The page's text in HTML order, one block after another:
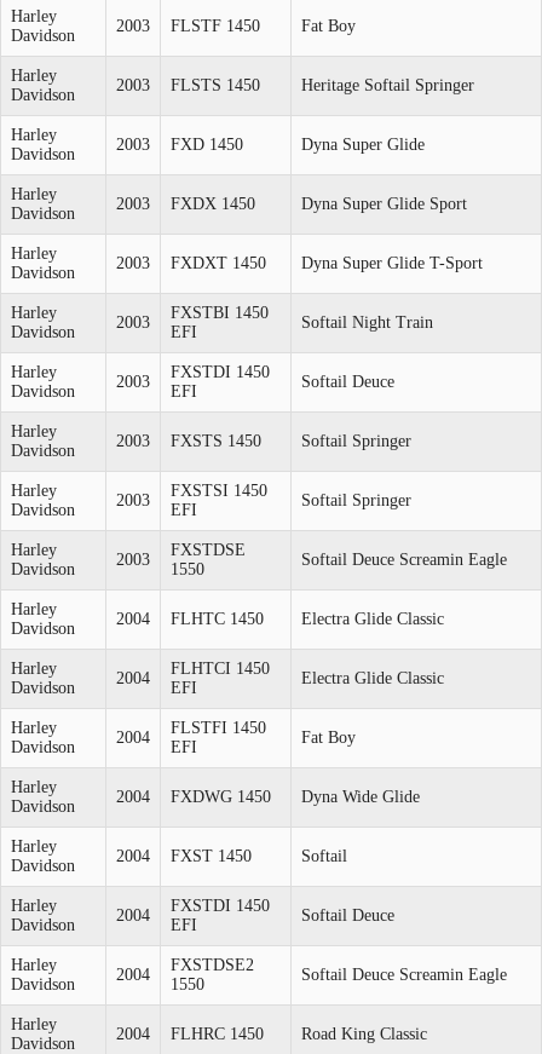
Harley
Davidson
2003 FLSTF 1450 Fat Boy
Harley
Davidson
2003 FLSTS 1450 Heritage Softail Springer
Harley
Davidson
2003 FXD 1450 Dyna Super Glide
Harley
Davidson
2003 FXDX 1450 Dyna Super Glide Sport
Harley
Davidson
2003 FXDXT 1450 Dyna Super Glide T-Sport
Harley
Davidson
2003
FXSTBI 1450
EFI
Softail Night Train
Harley
Davidson
2003
FXSTDI 1450
EFI
Softail Deuce
Harley
Davidson
2003 FXSTS 1450 Softail Springer
Harley
Davidson
2003
FXSTSI 1450
EFI
Softail Springer
Harley
Davidson
2003
FXSTDSE
1550
Softail Deuce Screamin Eagle
Harley
Davidson
2004 FLHTC 1450 Electra Glide Classic
Harley
Davidson
2004
FLHTCI 1450
EFI
Electra Glide Classic
Harley
Davidson
2004
FLSTFI 1450
EFI
Fat Boy
Harley
Davidson
2004 FXDWG 1450 Dyna Wide Glide
Harley
Davidson
2004 FXST 1450 Softail
Harley
Davidson
2004
FXSTDI 1450
EFI
Softail Deuce
Harley
Davidson
2004
FXSTDSE2
1550
Softail Deuce Screamin Eagle
Harley
Davidson
2004 FLHRC 1450 Road King Classic